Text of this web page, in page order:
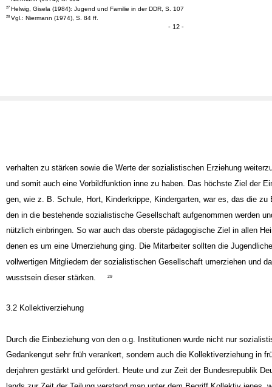
26 Niermann (1974), S. 114
27 Helwig, Gisela (1984): Jugend und Familie in der DDR, S. 107
verhalten zu stärken sowie die Werte der sozialistischen Erziehung
und somit auch eine Vorbildfunktion inne zu haben. Das höchste Ziel der
gen, wie z. B. Schule, Hort, Kinderkrippe, Kindergarten, war es, das die zu
den in die bestehende sozialistische Gesellschaft aufgenommen werden
nützlich einbringen. So war auch das oberste pädagogische Ziel in allen
denen es um eine Umerziehung ging. Die Mitarbeiter sollten die
vollwertigen Mitgliedern der sozialistischen Gesellschaft umerziehen und
Durch die Einbeziehung von den o.g. Institutionen wurde nicht nur
Gedankengut sehr früh verankert, sondern auch die Kollektiverziehung in
derjahren gestärkt und gefördert. Heute und zur Zeit der Bundesrepublik